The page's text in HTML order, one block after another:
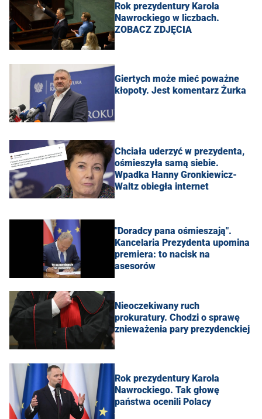
Rok prezydentury Karola
Nawrockiego w liczbach.
ZOBACZ ZDJĘCIA
Giertych może mieć poważne
kłopoty. Jest komentarz Żurka
Chciała uderzyć w prezydenta,
ośmieszyła samą siebie.
Wpadka Hanny Gronkiewicz-
Waltz obiegła internet
"Doradcy pana ośmieszają".
Kancelaria Prezydenta upomina
premiera: to nacisk na
asesorów
Nieoczekiwany ruch
prokuratury. Chodzi o sprawę
znieważenia pary prezydenckiej
Rok prezydentury Karola
Nawrockiego. Tak głowę
państwa ocenili Polacy